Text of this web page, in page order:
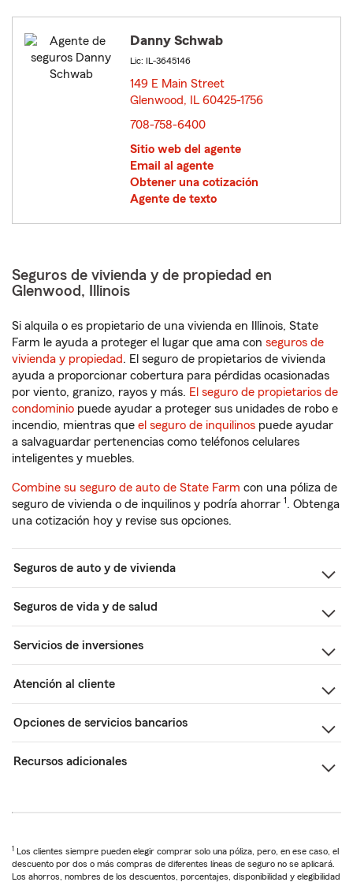
Danny Schwab
Lic: IL-3645146
149 E Main Street
Glenwood, IL 60425-1756
708-758-6400
Sitio web del agente
Email al agente
Obtener una cotización
Agente de texto
Seguros de vivienda y de propiedad en
Glenwood, Illinois
Si alquila o es propietario de una vivienda en Illinois, State
Farm le ayuda a proteger el lugar que ama con seguros de
vivienda y propiedad. El seguro de propietarios de vivienda
ayuda a proporcionar cobertura para pérdidas ocasionadas
por viento, granizo, rayos y más. El seguro de propietarios de
condominio puede ayudar a proteger sus unidades de robo e
incendio, mientras que el seguro de inquilinos puede ayudar
a salvaguardar pertenencias como teléfonos celulares
inteligentes y muebles.
Combine su seguro de auto de State Farm con una póliza de
seguro de vivienda o de inquilinos y podría ahorrar 1. Obtenga
una cotización hoy y revise sus opciones.
Seguros de auto y de vivienda
Seguros de vida y de salud
Servicios de inversiones
Atención al cliente
Opciones de servicios bancarios
Recursos adicionales
1 Los clientes siempre pueden elegir comprar solo una póliza, pero, en ese caso, el
descuento por dos o más compras de diferentes líneas de seguro no se aplicará.
Los ahorros, nombres de los descuentos, porcentajes, disponibilidad y elegibilidad